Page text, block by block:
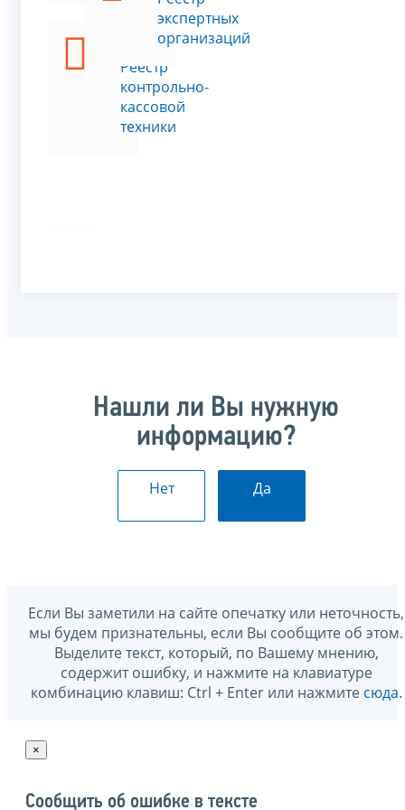
Реестр
контрольно-
кассовой
техники
экспертных
организаций
Нашли ли Вы нужную
информацию?
Нет Да
Если Вы заметили на сайте опечатку или неточность,
мы будем признательны, если Вы сообщите об этом.
Выделите текст, который, по Вашему мнению,
содержит ошибку, и нажмите на клавиатуре
комбинацию клавиш: Ctrl + Enter или нажмите сюда.
×
Сообщить об ошибке в тексте